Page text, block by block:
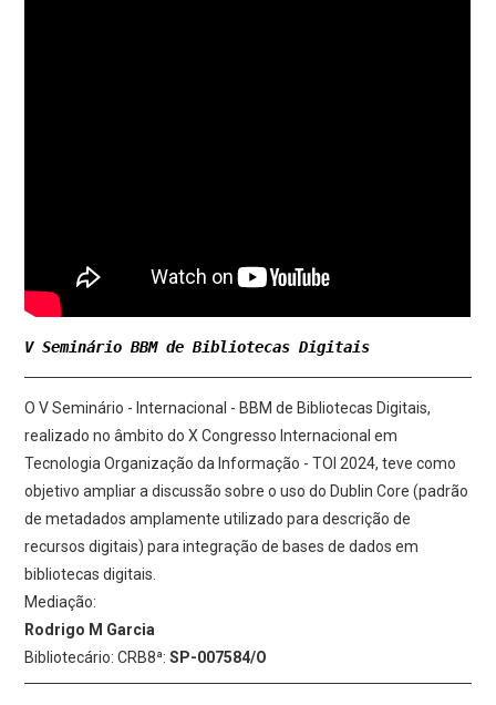
V Seminário BBM de Bibliotecas Digitais
O V Seminário - Internacional - BBM de Bibliotecas Digitais,
realizado no âmbito do X Congresso Internacional em
Tecnologia Organização da Informação - TOI 2024, teve como
objetivo ampliar a discussão sobre o uso do Dublin Core (padrão
de metadados amplamente utilizado para descrição de
recursos digitais) para integração de bases de dados em
bibliotecas digitais.
Mediação:
Rodrigo M Garcia
Bibliotecário: CRB8ª:SP-007584/O